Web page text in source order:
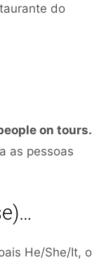
do
on tours.
as pessoas
He/She/It, o